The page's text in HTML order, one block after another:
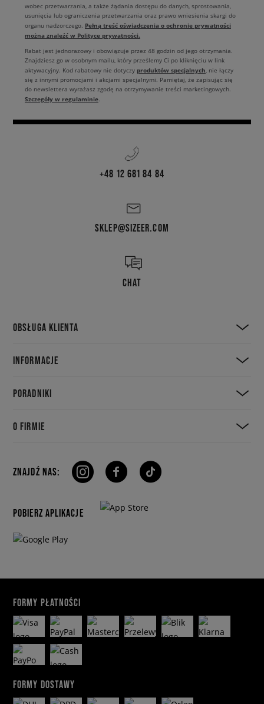
wobec przetwarzania, a także żądania dostępu do danych, sprostowania,
usunięcia lub ograniczenia przetwarzania oraz prawo wniesienia skargi do
organu nadzorczego. Pełną treść oświadczenia o ochronie prywatności
można znaleźć w Polityce prywatności.
Rabat jest jednorazowy i obowiązuje przez 48 godzin od jego otrzymania.
Znajdziesz go w osobnym mailu, który prześlemy Ci po kliknięciu w link
aktywacyjny. Kod rabatowy nie dotyczy produktów specjalnych , nie łączy
się z innymi promocjami i akcjami specjalnymi. Pamiętaj, że zapisując się
do newslettera wyrażasz zgodę na otrzymywanie treści marketingowych.
Szczegóły w regulaminie
+48 12 681 84 84
SKLEP@SIZEER.COM
CHAT
OBSŁUGA KLIENTA
INFORMACJE
PORADNIKI
O FIRMIE
ZNAJDŹ NAS:
POBIERZ APLIKACJE
FORMY PŁATNOŚCI
FORMY DOSTAWY